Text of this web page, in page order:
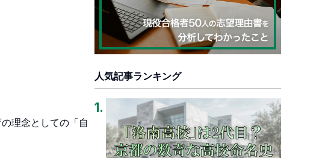
理念としての「自
人気記事ランキング
1.